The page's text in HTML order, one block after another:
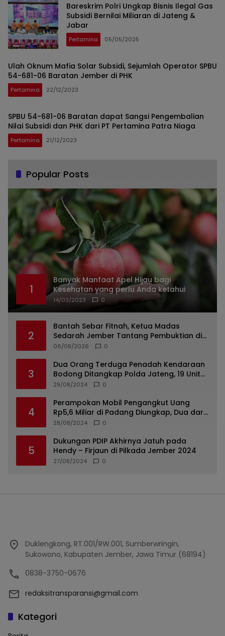
Bareskrim Polri Ungkap Bisnis Ilegal Gas
Subsidi Bernilai Miliaran di Jateng &
Jabar
Pertamina 05/05/2025
Ulah Oknum Mafia Solar Subsidi, Sejumlah Operator SPBU
54-681-06 Baratan Jember di PHK
Pertamina 22/12/2023
SPBU 54-681-06 Baratan dapat Sangsi Pengembalian
Nilai Subsidi dan PHK dari PT Pertamina Patra Niaga
Pertamina 21/12/2023
Popular Posts
1
Banyak Manfaat Apel Hijau bagi
Kesehatan yang perlu Anda ketahui
14/03/2023 0
2
Bantah Sebar Fitnah, Ketua Madas
Sedarah Jember Tantang Pembuktian di
Hadapan Penyidik
06/08/2026 0
3
Dua Orang Terduga Penadah Kendaraan
Bodong Ditangkap Polda Jateng, 19 Unit
Roda Empat Diamankan
29/08/2024 0
4
Perampokan Mobil Pengangkut Uang
Rp5,6 Miliar di Padang Diungkap, Dua dari
Tiga Tersangka Merupakan Oknum Polisi
28/08/2024 0
5
Dukungan PDIP Akhirnya Jatuh pada
Hendy – Firjaun di Pilkada Jember 2024
27/08/2024 0
Duklengkong, RT.001/RW.001, Sumberwringin,
Sukowono, Kabupaten Jember, Jawa Timur (68194)
0838-3750-0676
redaksitransparansi@gmail.com
Kategori